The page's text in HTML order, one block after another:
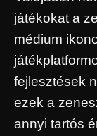
játékokat a
médium
fejlesztések
ezek a
annyi tartós